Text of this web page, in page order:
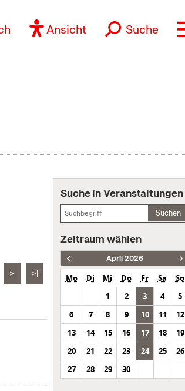
Ansicht Suche
> >|
Suche in Veranstaltungen
Suchen
Zeitraum wählen
April 2026
Mo Di Mi Do Fr Sa
So
1
2 3 4
5
6
7 8 9 10 11
12
13
14 15 16 17 18
19
20
21 22 23 24 25
26
27
28 29 30